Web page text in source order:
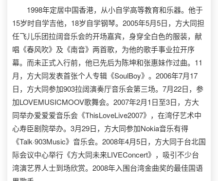
1998年定居中国香港，从小自学高等教育和乐器。他于
15岁时自学吉他，18岁自学钢琴。2005年5月5日，方大同担
任飞儿乐团拉阔音乐会的开场嘉宾，身穿全白色的服装，献
唱《春风吹》及《南音》两首歌，为他的歌手事业拉开序
幕。而未正式入行前，他已先后为陈坤和张惠妹作过曲。11
月，方大同发表首张个人专辑《SoulBoy》。2006年7月17
日，方大同参加903拉阔演奏厅音乐会第三场。7月22日，参
加LOVEMUSICMOOV歌舞会。2007年2月1日至3日，方大
同举办爱爱爱音乐会《ThisLoveLive2007》，在湾仔艺术中
心寿臣剧院举办。3月29日，方大同参加Nokia音乐有得
《Talk·903Music》音乐会。2008年4月5日，方大同于台北国
际会议中心举行《方大同未来LIVEConcert》，吸引不少台
湾演艺界人士到场欣赏。2008年入围台湾金曲奖的最佳国语